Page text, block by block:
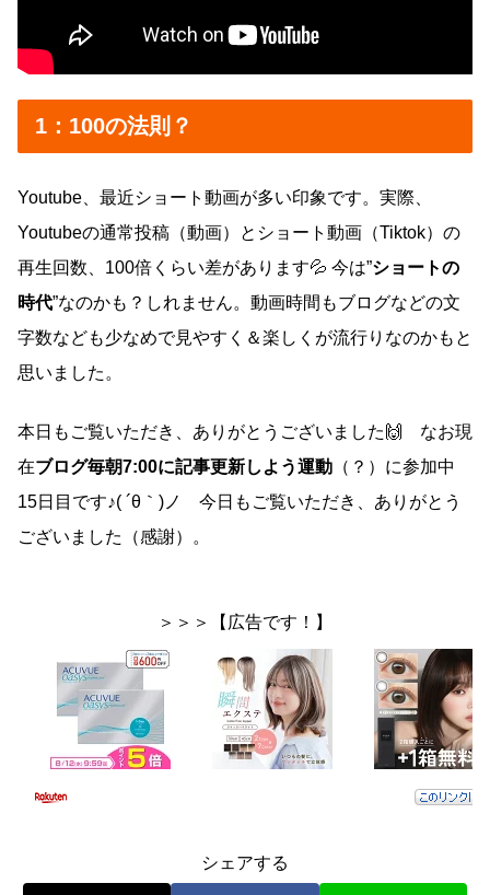
1：100の法則？
Youtube、最近ショート動画が多い印象です。実際、
Youtubeの通常投稿（動画）とショート動画（Tiktok）の
再生回数、100倍くらい差があります💦 今は”ショートの
時代”なのかも？しれません。動画時間もブログなどの文
字数なども少なめで見やすく＆楽しくが流行りなのかもと
思いました。
本日もご覧いただき、ありがとうございました🙌 なお現
在ブログ毎朝7:00に記事更新しよう運動 （？）に参加中
15日目です♪( ´θ｀)ノ 今日もご覧いただき、ありがとう
ございました（感謝）。
＞＞＞【広告です！】
シェアする